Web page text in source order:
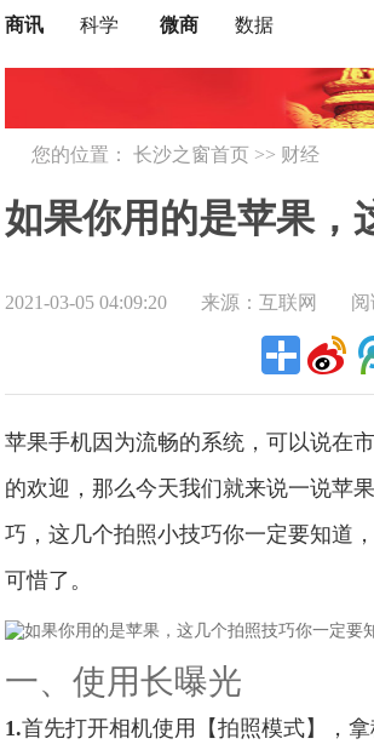
商讯
科学
微商
数据
您的位置：长沙之窗首页 >> 财经
如果你用的是苹果，
照技巧你一定要知道
2021-03-05 04:09:20 来源：互联网 阅
苹果手机因为流畅的系统，可以说在
的欢迎，那么今天我们就来说一说苹
巧，这几个拍照小技巧你一定要知道
可惜了。
一、使用长曝光
1.首先打开相机使用【拍照模式】，